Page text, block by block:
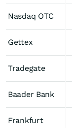
Nasdaq OTC
Gettex
Tradegate
Baader Bank
Frankfurt